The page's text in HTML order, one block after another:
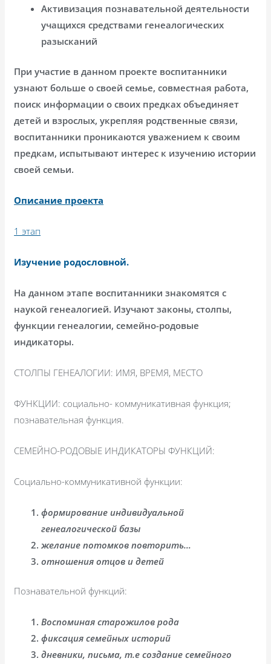
Активизация познавательной деятельности
учащихся средствами генеалогических
разысканий
При участие в данном проекте воспитанники
узнают больше о своей семье, совместная работа,
поиск информации о своих предках объединяет
детей и взрослых, укрепляя родственные связи,
воспитанники проникаются уважением к своим
предкам, испытывают интерес к изучению истории
своей семьи.
Описание проекта
1 этап
Изучение родословной.
На данном этапе воспитанники знакомятся с
наукой генеалогией. Изучают законы, столпы,
функции генеалогии, семейно-родовые
индикаторы.
СТОЛПЫ ГЕНЕАЛОГИИ: ИМЯ, ВРЕМЯ, МЕСТО
ФУНКЦИИ: социально- коммуникативная функция;
познавательная функция.
СЕМЕЙНО-РОДОВЫЕ ИНДИКАТОРЫ ФУНКЦИЙ:
Социально-коммуникативной функции:
формирование индивидуальной
генеалогической базы
желание потомков повторить…
отношения отцов и детей
Познавательной функций:
Воспоминая старожилов рода
фиксация семейных историй
дневники, письма, т.е создание семейного